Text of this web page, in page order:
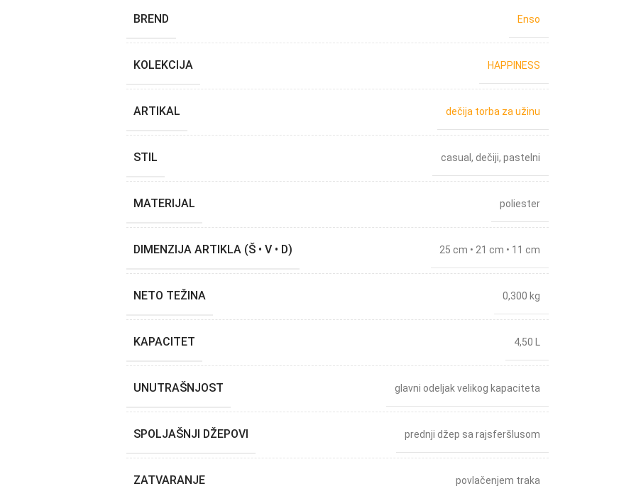
BREND Enso
KOLEKCIJA HAPPINESS
ARTIKAL dečija torba za užinu
STIL casual , dečiji, pastelni
MATERIJAL poliester
DIMENZIJA ARTIKLA (Š • V • D) 25 cm • 21 cm • 11 cm
NETO TEŽINA 0,300 kg
KAPACITET 4,50 L
UNUTRAŠNJOST glavni odeljak velikog kapaciteta
SPOLJAŠNJI DŽEPOVI prednji džep sa rajsferšlusom
ZATVARANJE povlačenjem traka